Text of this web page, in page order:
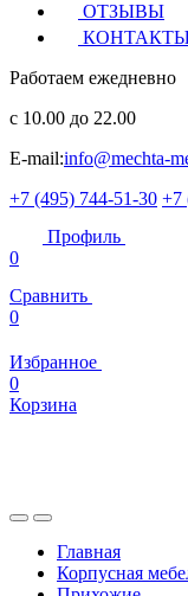
ОТЗЫВЫ
Работаем ежедневно
с 10.00 до 22.00
E-mail:info@mechta-
+7 (495) 744-51-30 +7
Профиль
0
Сравнить
0
Избранное
0
Корзина
Главная
Корпусная